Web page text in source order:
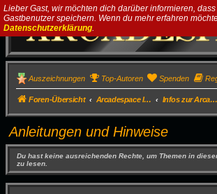
Lieber Gast, wir möchten dich darüber informieren,
Gastbenutzer speichern. Wenn du mehr erfahren
Datenschutzerklärung.
Auszeichnungen Top-Autoren Spenden
Foren-Übersicht Arcadespace Infos und News Infos zur Arcade
Anleitungen und Hinweise
Du hast keine ausreichenden Rechte, um Themen in
zu lesen.